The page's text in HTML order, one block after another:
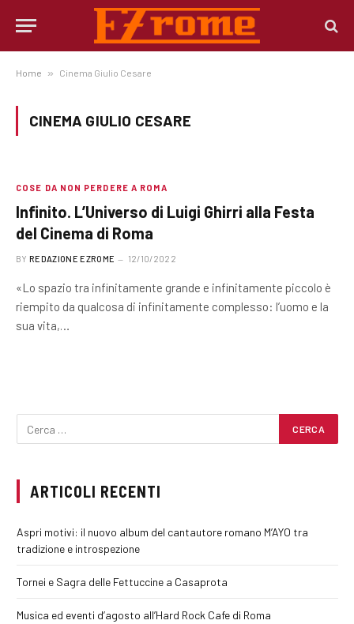
Home » Cinema Giulio Cesare
CINEMA GIULIO CESARE
COSE DA NON PERDERE A ROMA
Infinito. L’Universo di Luigi Ghirri alla Festa
del Cinema di Roma
BY REDAZIONE EZROME 12/10/2022
«Lo spazio tra infinitamente grande e infinitamente piccolo è
riempito da qualcosa di infinitamente complesso: l’uomo e la
sua vita,…
ARTICOLI RECENTI
Aspri motivi: il nuovo album del cantautore romano M’AYO tra
tradizione e introspezione
Tornei e Sagra delle Fettuccine a Casaprota
Musica ed eventi d’agosto all’Hard Rock Cafe di Roma